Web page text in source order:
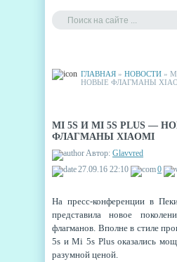
ГЛАВНАЯ » НОВОСТИ »
НОВЫЕ ФЛАГМАНЫ
MI 5S И MI 5S PLUS —
ФЛАГМАНЫ XIAOMI
Автор: Glavvred
27.09.16 22:10
0
На пресс-конференции в
представила новое
флагманов. Вполне в стиле
5s и Mi 5s Plus оказались
разумной ценой.